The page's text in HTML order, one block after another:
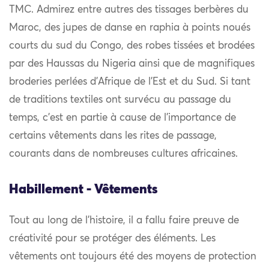
TMC. Admirez entre autres des tissages berbères du
Maroc, des jupes de danse en raphia à points noués
courts du sud du Congo, des robes tissées et brodées
par des Haussas du Nigeria ainsi que de magnifiques
broderies perlées d’Afrique de l’Est et du Sud. Si tant
de traditions textiles ont survécu au passage du
temps, c’est en partie à cause de l’importance de
certains vêtements dans les rites de passage,
courants dans de nombreuses cultures africaines.
Habillement - Vêtements
Tout au long de l’histoire, il a fallu faire preuve de
créativité pour se protéger des éléments. Les
vêtements ont toujours été des moyens de protection